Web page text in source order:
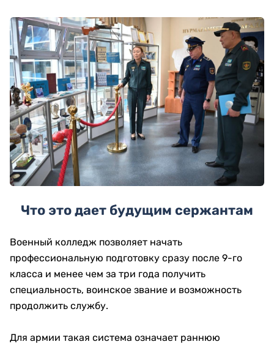
Что это дает будущим сержантам
Военный колледж позволяет начать
профессиональную подготовку сразу после 9-го
класса и менее чем за три года получить
специальность, воинское звание и возможность
продолжить службу.
Для армии такая система означает раннюю